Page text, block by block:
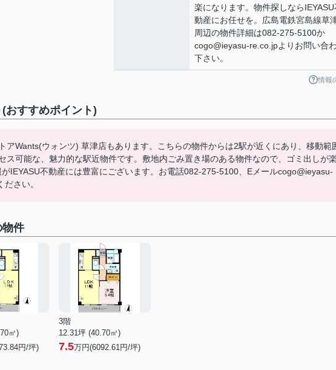
楽になります。物件探しならIEYASU
動産にお任せを。広島電鉄宮島線草
周辺の物件詳細は082-275-5100か
cogo@ieyasu-re.co.jpよりお問い合
下さい。
情報
おすすめポイント)
アWants(ウォンツ) 草津店もあります。こちらの物件からは2駅が近くにあり、移動範
ス可能な、魅力的な駅近物件です。敷地内ごみ置き場のある物件なので、ゴミ出しが楽
IEYASU不動産には豊富にございます。お電話082-275-5100、Eメールcogo@ieyasu-
さい。
物件
㎡)
円/坪)
3階
12.31坪 (40.70㎡)
7.5万円(6092.61円/坪)